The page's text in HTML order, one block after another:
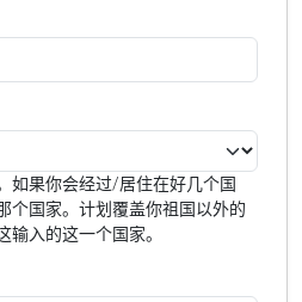
如果你会经过/居住在好几个国
个国家。计划覆盖你祖国以外的
输入的这一个国家。